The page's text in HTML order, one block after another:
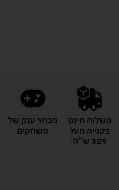
משלוח חינם
בקנייה מעל
329 ש"ח
מבחר ענק של
משחקים